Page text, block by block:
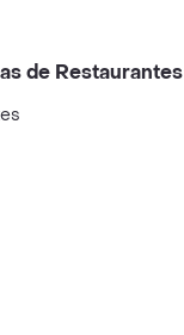
de Restaurantes